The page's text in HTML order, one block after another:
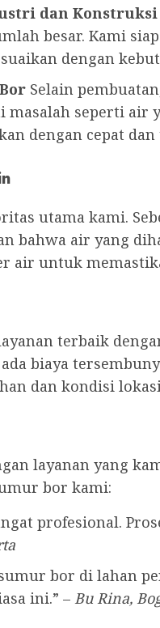
dan Konstruksi
besar. Kami
dengan
Selain
masalah seperti
dengan cepat dan
utama kami.
bahwa air yang
air untuk
terbaik
biaya
dan kondisi
layanan yang
bor kami:
profesional.
bor di lahan
ini.” – Bu Rina,